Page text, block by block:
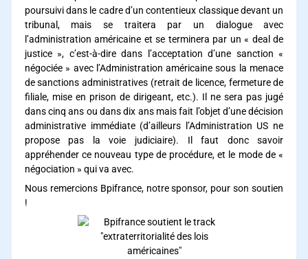
poursuivi dans le cadre d’un contentieux classique devant un
tribunal, mais se traitera par un dialogue avec
l’administration américaine et se terminera par un « deal de
justice », c’est-à-dire dans l’acceptation d’une sanction «
négociée » avec l’Administration américaine sous la menace
de sanctions administratives (retrait de licence, fermeture de
filiale, mise en prison de dirigeant, etc.). Il ne sera pas jugé
dans cinq ans ou dans dix ans mais fait l’objet d’une décision
administrative immédiate (d’ailleurs l’Administration US ne
propose pas la voie judiciaire). Il faut donc savoir
appréhender ce nouveau type de procédure, et le mode de «
négociation » qui va avec.
Nous remercions Bpifrance, notre sponsor, pour son soutien
!